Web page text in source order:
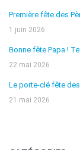
Première fête des
1 juin 2026
Bonne fête Papa !
22 mai 2026
Le porte-clé fête
21 mai 2026